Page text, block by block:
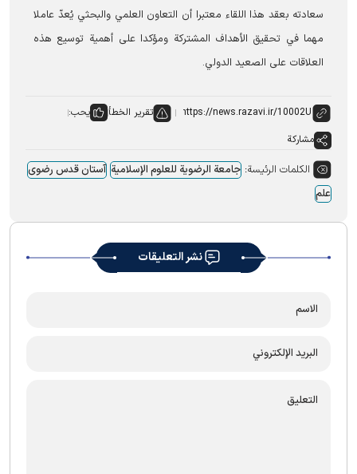
سعادته بعقد هذا اللقاء معتبرا أن التعاون العلمي والبحثي يُعدّ عاملا
مهما في تحقيق الأهداف المشتركة ومؤكدا على أهمية توسيع هذه
العلاقات على الصعيد الدولي.
تقرير الخطأ
يحب:
مشاركة
الكلمات الرئيسة: جامعة الرضویة للعلوم الإسلامية آستان قدس رضوی
علم
نشر التعليقات